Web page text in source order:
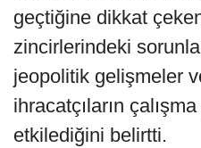
geçtiğine dikkat
zincirlerindeki
jeopolitik gelişmeler
ihracatçıların
etkilediğini belirtti.